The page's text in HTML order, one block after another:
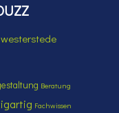
Beratung
Fachwissen